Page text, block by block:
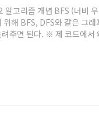
고리즘 개념 BFS (너비
위해 BFS, DFS와 같은 그
려주면 된다. ※ 제 코드에
을 참고해주세요. 백준을